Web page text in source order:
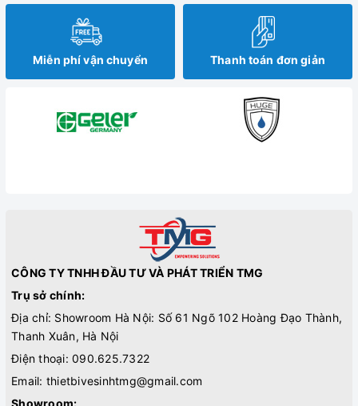
Miễn phí vận chuyển Thanh toán đơn giản
CÔNG TY TNHH ĐẦU TƯ VÀ PHÁT TRIỂN TMG
Trụ sở chính:
Địa chỉ: Showroom Hà Nội: Số 61 Ngõ 102 Hoàng Đạo Thành,
Thanh Xuân, Hà Nội
Điện thoại: 090.625.7322
Email: thietbivesinhtmg@gmail.com
Showroom: